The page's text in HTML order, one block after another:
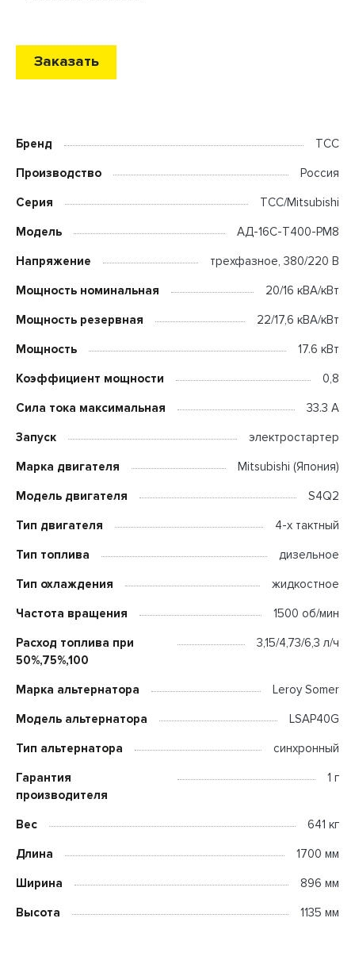
Заказать
Бренд ТСС
Производство Россия
Серия ТСС/Mitsubishi
Модель АД-16С-Т400-РМ8
Напряжение трехфазное, 380/220 В
Мощность номинальная 20/16 кВА/кВт
Мощность резервная 22/17,6 кВА/кВт
Мощность 17.6 кВт
Коэффициент мощности 0,8
Сила тока максимальная 33.3 А
Запуск электростартер
Марка двигателя Mitsubishi (Япония)
Модель двигателя S4Q2
Тип двигателя 4-х тактный
Тип топлива дизельное
Тип охлаждения жидкостное
Частота вращения 1500 об/мин
Расход топлива при
50%,75%,100
3,15/4,73/6,3 л/ч
Марка альтернатора Leroy Somer
Модель альтернатора LSAP40G
Тип альтернатора синхронный
Гарантия
производителя
1 г
Вес 641 кг
Длина 1700 мм
Ширина 896 мм
Высота 1135 мм